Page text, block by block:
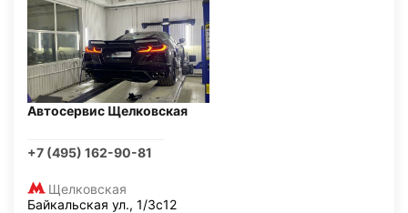
Автосервис Щелковская
+7 (495) 162-90-81
Щелковская
Байкальская ул., 1/3с12